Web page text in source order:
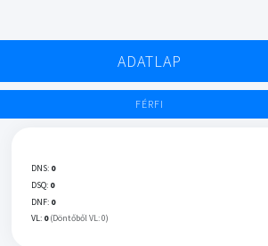
ADATLAP
FÉRFI
DNS: 0
DSQ: 0
DNF: 0
VL: 0 (Döntőből VL: 0)